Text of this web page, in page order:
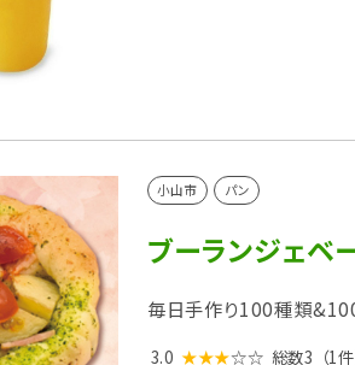
小山市 パン
ブーランジェベ
毎日手作り100種類
3.0 ★★★☆☆ 総数3 （1件